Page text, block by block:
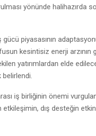
yönünde halihazırda
piyasasının
kesintisiz enerji arzının
yatırımlardan elde
iş birliğinin önemi
etkileşimin, dış desteğin